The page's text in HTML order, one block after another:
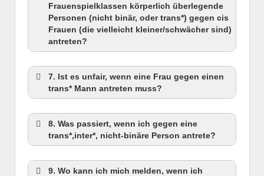
Frauenspielklassen körperlich überlegende
Personen (nicht binär, oder trans*) gegen cis
Frauen (die vielleicht kleiner/schwächer sind)
antreten?
7. Ist es unfair, wenn eine Frau gegen einen
trans* Mann antreten muss?
8. Was passiert, wenn ich gegen eine
trans*,inter*, nicht-binäre Person antrete?
9. Wo kann ich mich melden, wenn ich